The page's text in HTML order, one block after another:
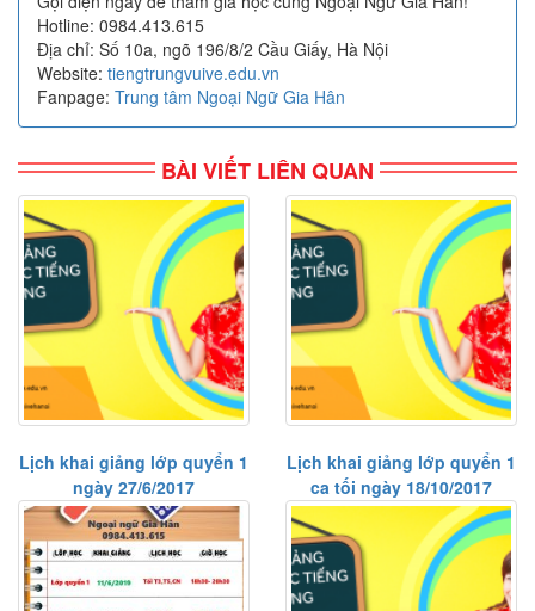
Hotline: 0984.413.615
Địa chỉ: Số 10a, ngõ 196/8/2 Cầu Giấy, Hà Nội
Website: tiengtrungvuive.edu.vn
Fanpage: Trung tâm Ngoại Ngữ Gia Hân
BÀI VIẾT LIÊN QUAN
Lịch khai giảng lớp quyển 1
ngày 27/6/2017
Lịch khai giảng lớp quyển 1
ca tối ngày 18/10/2017